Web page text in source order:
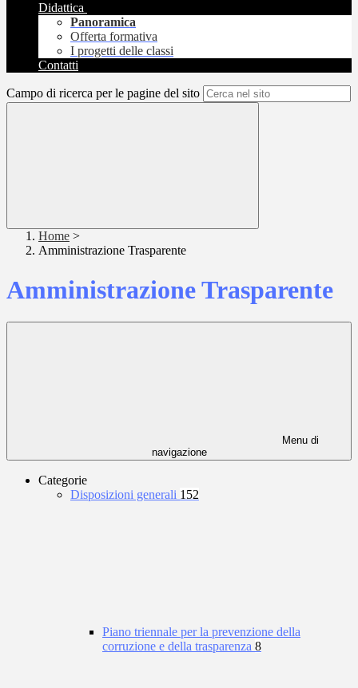
Didattica
Panoramica
Offerta formativa
I progetti delle classi
Contatti
Campo di ricerca per le pagine del sito
Home >
Amministrazione Trasparente
Amministrazione Trasparente
Menu di
navigazione
Categorie
Disposizioni generali 152
Piano triennale per la prevenzione della
corruzione e della trasparenza 8